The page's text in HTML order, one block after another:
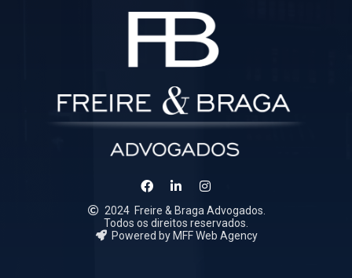
2024 Freire & Braga Advogados.
Todos os direitos reservados.
Powered by MFF Web Agency